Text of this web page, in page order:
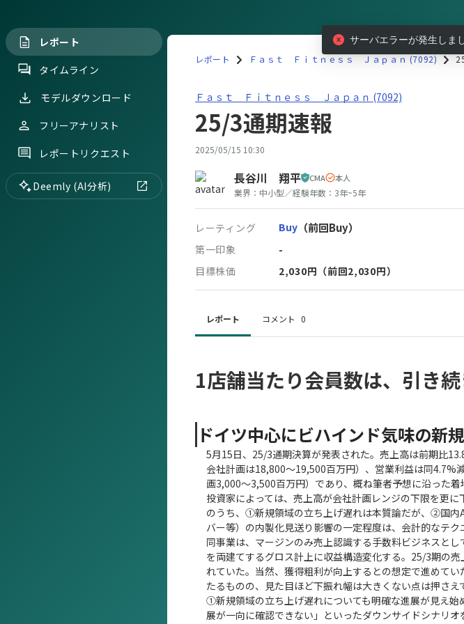
レポート
タイムライン
モデルダウンロード
フリーアナリスト
レポートリクエスト
Deemly (AI分析)
レポート Ｆａｓｔ Ｆｉｔｎｅｓｓ Ｊａｐａｎ (7092)
Ｆａｓｔ Ｆｉｔｎｅｓｓ Ｊａｐａｎ(7092)25/3通期速報
Ｆａｓｔ Ｆｉｔｎｅｓｓ Ｊａｐａｎ (7092)
25/3通期速報
2025/05/15 10:30
長谷川 翔平 CMA 本人
業界： 中小型／経験年数： 3年~5年
レーティング Buy （前回Buy）
第一印象 -
目標株価 2,030円 （前回2,030円）
レポート コメント 0
1店舗当たり会員数は、引き
ドイツ中心にビハインド気味の新
5月15日、25/3通期決算が発表された。売上高は前期比
会社計画は18,800～19,500百万円）、営業利益は同4.7%
画3,000～3,500百万円）であり、概ね筆者予想に沿った着
投資家によっては、売上高が会社計画レンジの下限を更
のうち、①新規領域の立ち上げ遅れは本質論だが、②国内
バー等）の内製化見送り影響の一定程度は、会計的なテク
同事業は、マージンのみ売上認識する手数料ビジネスと
を両建てするグロス計上に収益構造変化する。25/3期の
れていた。当然、獲得粗利が向上するとの想定で進めて
たるものの、見た目ほど下振れ幅は大きくない点は押さえ
①新規領域の立ち上げ遅れについても明確な進展が見え
展が一向に確認できない」といったダウンサイドシナリ
サーバエラーが発生しま